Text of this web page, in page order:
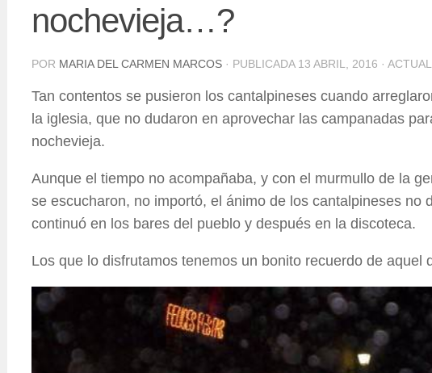
nochevieja…?
POR MARIA DEL CARMEN MARCOS · PUBLICADA 13 ABRIL, 2016 ·
Tan contentos se pusieron los cantalpineses cuando
la iglesia, que no dudaron en aprovechar las campanadas
nochevieja.
Aunque el tiempo no acompañaba, y con el murmullo de la
se escucharon, no importó, el ánimo de los cantalpineses no
continuó en los bares del pueblo y después en la discoteca.
Los que lo disfrutamos tenemos un bonito recuerdo de aquel